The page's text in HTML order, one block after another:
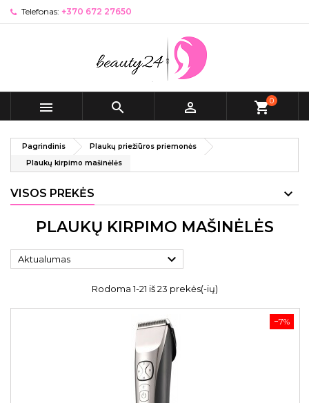
Telefonas: +370 672 27650
   shopping_cart0
Pagrindinis
Plaukų priežiūros priemonės
Plaukų kirpimo mašinėlės
VISOS PREKĖS
PLAUKŲ KIRPIMO MAŠINĖLĖS
Aktualumas 
Rodoma 1-21 iš 23 prekės(-ių)
−7%